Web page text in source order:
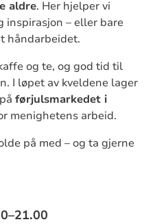
aldre. Her hjelper vi
inspirasjon – eller bare
håndarbeidet.
og te, og god tid til
I løpet av kveldene lager
førjulsmarkedet i
menighetens arbeid.
på med – og ta gjerne